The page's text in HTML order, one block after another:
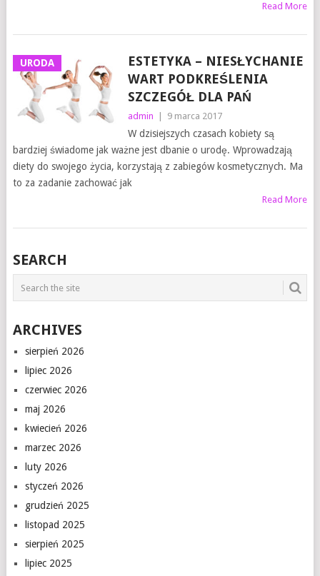
Read More
URODA
ESTETYKA – NIESŁYCHANIE
WART PODKREŚLENIA
SZCZEGÓŁ DLA PAŃ
admin 9 marca 2017
W dzisiejszych czasach kobiety są
bardziej świadome jak ważne jest dbanie o urodę. Wprowadzają
diety do swojego życia, korzystają z zabiegów kosmetycznych. Ma
to za zadanie zachować jak
Read More
SEARCH
ARCHIVES
sierpień 2026
lipiec 2026
czerwiec 2026
maj 2026
kwiecień 2026
marzec 2026
luty 2026
styczeń 2026
grudzień 2025
listopad 2025
sierpień 2025
lipiec 2025